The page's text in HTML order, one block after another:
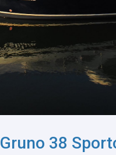
Gruno 38